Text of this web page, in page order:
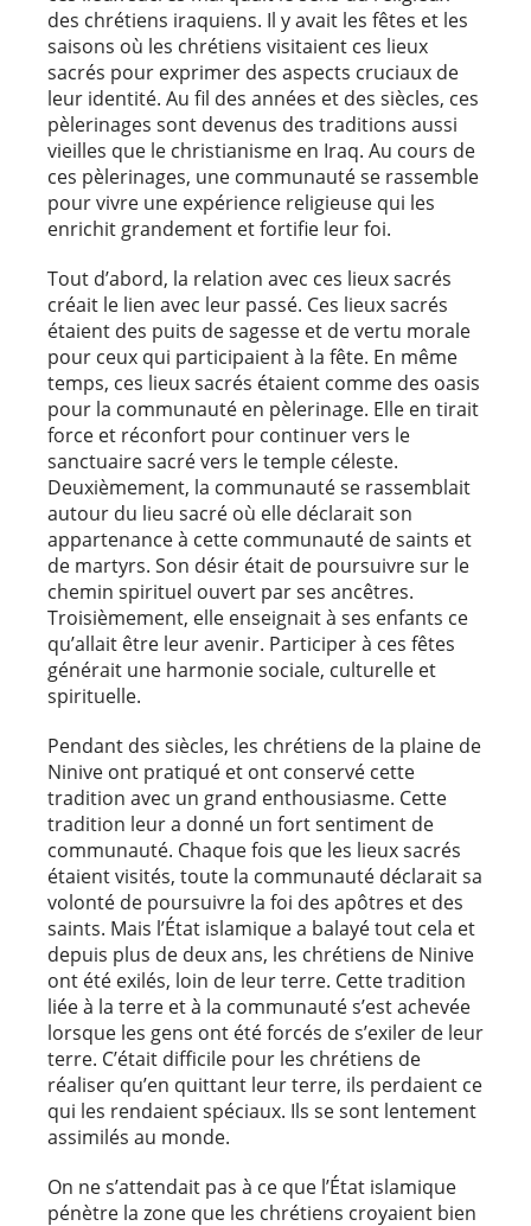
des chrétiens iraquiens. Il y avait les fêtes et les
saisons où les chrétiens visitaient ces lieux
sacrés pour exprimer des aspects cruciaux de
leur identité. Au fil des années et des siècles, ces
pèlerinages sont devenus des traditions aussi
vieilles que le christianisme en Iraq. Au cours de
ces pèlerinages, une communauté se rassemble
pour vivre une expérience religieuse qui les
enrichit grandement et fortifie leur foi.
Tout d’abord, la relation avec ces lieux sacrés
créait le lien avec leur passé. Ces lieux sacrés
étaient des puits de sagesse et de vertu morale
pour ceux qui participaient à la fête. En même
temps, ces lieux sacrés étaient comme des oasis
pour la communauté en pèlerinage. Elle en tirait
force et réconfort pour continuer vers le
sanctuaire sacré vers le temple céleste.
Deuxièmement, la communauté se rassemblait
autour du lieu sacré où elle déclarait son
appartenance à cette communauté de saints et
de martyrs. Son désir était de poursuivre sur le
chemin spirituel ouvert par ses ancêtres.
Troisièmement, elle enseignait à ses enfants ce
qu’allait être leur avenir. Participer à ces fêtes
générait une harmonie sociale, culturelle et
spirituelle.
Pendant des siècles, les chrétiens de la plaine de
Ninive ont pratiqué et ont conservé cette
tradition avec un grand enthousiasme. Cette
tradition leur a donné un fort sentiment de
communauté. Chaque fois que les lieux sacrés
étaient visités, toute la communauté déclarait sa
volonté de poursuivre la foi des apôtres et des
saints. Mais l’État islamique a balayé tout cela et
depuis plus de deux ans, les chrétiens de Ninive
ont été exilés, loin de leur terre. Cette tradition
liée à la terre et à la communauté s’est achevée
lorsque les gens ont été forcés de s’exiler de leur
terre. C’était difficile pour les chrétiens de
réaliser qu’en quittant leur terre, ils perdaient ce
qui les rendaient spéciaux. Ils se sont lentement
assimilés au monde.
On ne s’attendait pas à ce que l’État islamique
pénètre la zone que les chrétiens croyaient bien